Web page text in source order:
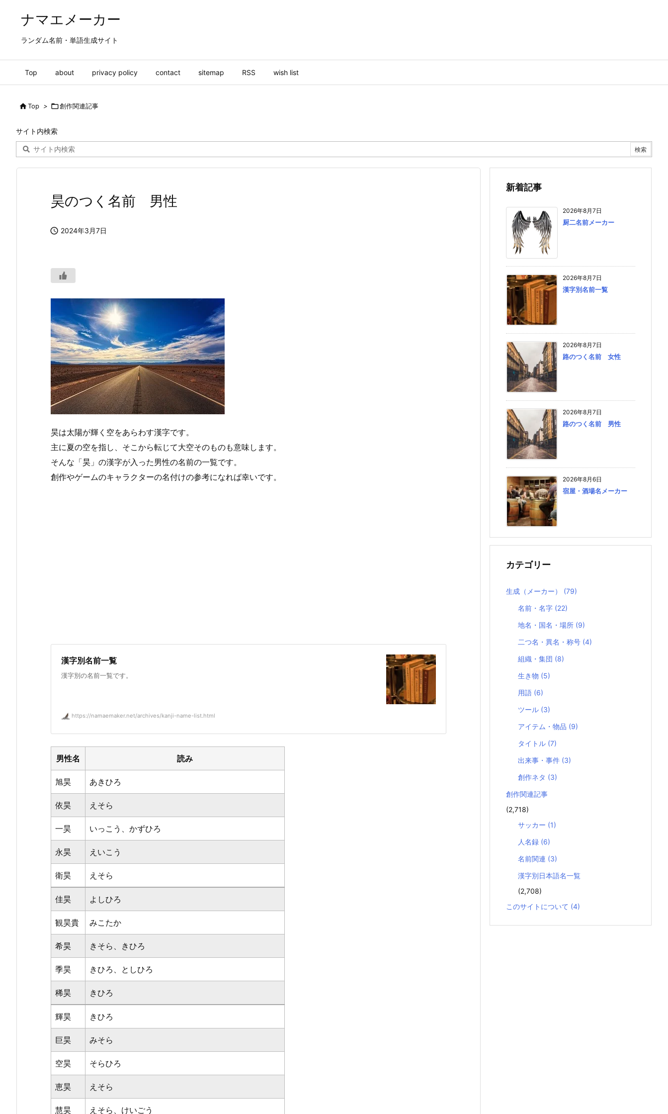
ナマエメーカー
ランダム名前・単語生成サイト
Top about privacy policy contact sitemap RSS wish list
Top > 創作関連記事
サイト内検索
昊のつく名前 男性
 2024年3月7日
昊は太陽が輝く空をあらわす漢字です。
主に夏の空を指し、そこから転じて大空そのものも意味します。
そんな「昊」の漢字が入った男性の名前の一覧です。
創作やゲームのキャラクターの名付けの参考になれば幸いです。
漢字別名前一覧
漢字別の名前一覧です。
https://namaemaker.net/archives/kanji-name-list.html
男性名 読み
旭昊 あきひろ
依昊 えそら
一昊 いっこう、かずひろ
永昊 えいこう
衛昊 えそら
佳昊 よしひろ
観昊貴 みこたか
希昊 きそら、きひろ
季昊 きひろ、としひろ
稀昊 きひろ
輝昊 きひろ
巨昊 みそら
空昊 そらひろ
恵昊 えそら
慧昊 えそら、けいごう
新着記事
2026年8月7日
厨二名前メーカー
2026年8月7日
漢字別名前一覧
2026年8月7日
路のつく名前 女性
2026年8月7日
路のつく名前 男性
2026年8月6日
宿屋・酒場名メーカー
カテゴリー
生成（メーカー） (79)
名前・名字 (22)
地名・国名・場所 (9)
二つ名・異名・称号 (4)
組織・集団 (8)
生き物 (5)
用語 (6)
ツール (3)
アイテム・物品 (9)
タイトル (7)
出来事・事件 (3)
創作ネタ (3)
創作関連記事
(2,718)
サッカー (1)
人名録 (6)
名前関連 (3)
漢字別日本語名一覧
(2,708)
このサイトについて (4)